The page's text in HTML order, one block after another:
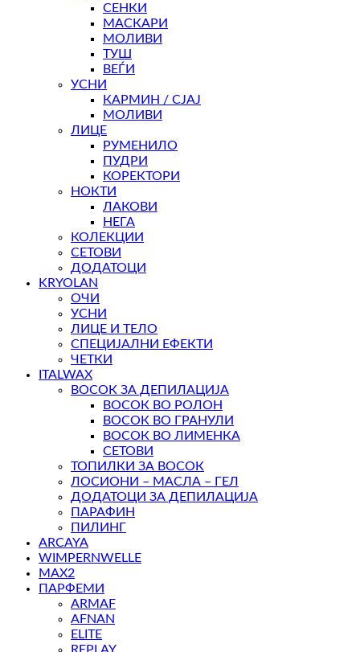
СЕНКИ
МАСКАРИ
МОЛИВИ
ТУШ
ВЕЃИ
УСНИ
КАРМИН / СЈАЈ
МОЛИВИ
ЛИЦЕ
РУМЕНИЛО
ПУДРИ
КОРЕКТОРИ
НОКТИ
ЛАКОВИ
НЕГА
КОЛЕКЦИИ
СЕТОВИ
ДОДАТОЦИ
KRYOLAN
ОЧИ
УСНИ
ЛИЦЕ И ТЕЛО
СПЕЦИЈАЛНИ ЕФЕКТИ
ЧЕТКИ
ITALWAX
ВОСОК ЗА ДЕПИЛАЦИЈА
ВОСОК ВО РОЛОН
ВОСОК ВО ГРАНУЛИ
ВОСОК ВО ЛИМЕНКА
СЕТОВИ
ТОПИЛКИ ЗА ВОСОК
ЛОСИОНИ – МАСЛА – ГЕЛ
ДОДАТОЦИ ЗА ДЕПИЛАЦИЈА
ПАРАФИН
ПИЛИНГ
ARCAYA
WIMPERNWELLE
MAX2
ПАРФЕМИ
ARMAF
AFNAN
ELITE
REPLAY